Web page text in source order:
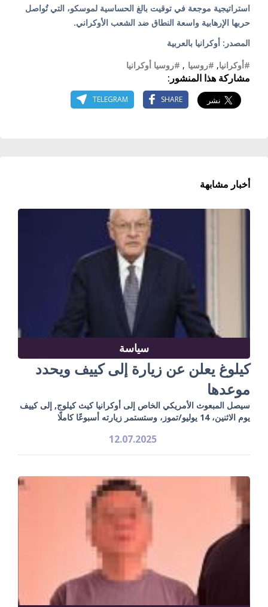
استراتيجية موجعة في توقيت بالغ الحساسية لموسكو، التي تُواصل
حربها الإرهابية واسعة النطاق ضد الشعب الأوكراني.
المصدر: أوكرانيا بالعربية
#أوكرانيا, #روسيا , #روسيا أوكرانيا
مشاركة هذا المنشور:
SHARE
TELEGRAM
أخبار مشابهة
سياسة
كيلوغ يعلن عن زيارة إلى كييف ويحدد
موعدها
سيصل المبعوث الأمريكي الخاص إلى أوكرانيا كيث كيلوج, إلى كييف
يوم الاثنين، 14 يوليو/تموز، وستستمر زيارته أسبوعًا كاملًا
12.07.2025